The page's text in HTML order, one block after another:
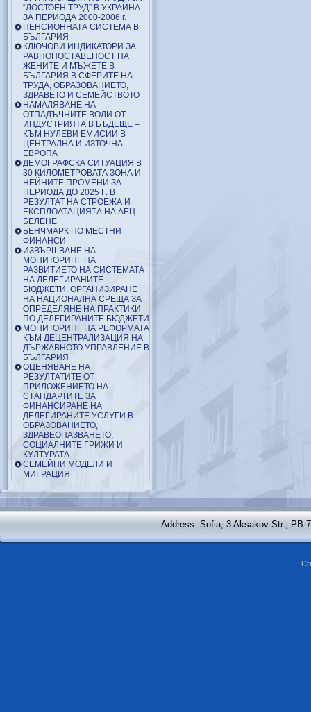
“ДОСТОЕН ТРУД” В УКРАЙНА
ЗА ПЕРИОДА 2000-2006 г.
ПЕНСИОННАТА СИСТЕМА В
БЪЛГАРИЯ
КЛЮЧОВИ ИНДИКАТОРИ ЗА
РАВНОПОСТАВЕНОСТ НА
ЖЕНИТЕ И МЪЖЕТЕ В
БЪЛГАРИЯ В СФЕРИТЕ НА
ТРУДА, ОБРАЗОВАНИЕТО,
ЗДРАВЕТО И СЕМЕЙСТВОТО
НАМАЛЯВАНЕ НА
ОТПАДЪЧНИТЕ ВОДИ ОТ
ИНДУСТРИЯТА В БЪДЕЩЕ –
КЪМ НУЛЕВИ ЕМИСИИ В
ЦЕНТРАЛНА И ИЗТОЧНА
ЕВРОПА
ДЕМОГРАФСКА СИТУАЦИЯ В
30 КИЛОМЕТРОВАТА ЗОНА И
НЕЙНИТЕ ПРОМЕНИ ЗА
ПЕРИОДА ДО 2025 Г. В
РЕЗУЛТАТ НА СТРОЕЖА И
ЕКСПЛОАТАЦИЯТА НА АЕЦ
БЕЛЕНЕ
БЕНЧМАРК ПО МЕСТНИ
ФИНАНСИ
ИЗВЪРШВАНЕ НА
МОНИТОРИНГ НА
РАЗВИТИЕТО НА СИСТЕМАТА
НА ДЕЛЕГИРАНИТЕ
БЮДЖЕТИ. ОРГАНИЗИРАНЕ
НА НАЦИОНАЛНА СРЕЩА ЗА
ОПРЕДЕЛЯНЕ НА ПРАКТИКИ
ПО ДЕЛЕГИРАНИТЕ БЮДЖЕТИ
МОНИТОРИНГ НА РЕФОРМАТА
КЪМ ДЕЦЕНТРАЛИЗАЦИЯ НА
ДЪРЖАВНОТО УПРАВЛЕНИЕ В
БЪЛГАРИЯ
ОЦЕНЯВАНЕ НА
РЕЗУЛТАТИТЕ ОТ
ПРИЛОЖЕНИЕТО НА
СТАНДАРТИТЕ ЗА
ФИНАНСИРАНЕ НА
ДЕЛЕГИРАНИТЕ УСЛУГИ В
ОБРАЗОВАНИЕТО,
ЗДРАВЕОПАЗВАНЕТО,
СОЦИАЛНИТЕ ГРИЖИ И
КУЛТУРАТА
СЕМЕЙНИ МОДЕЛИ И
МИГРАЦИЯ
Address: Sofia, 3 Aksakov Str., PB